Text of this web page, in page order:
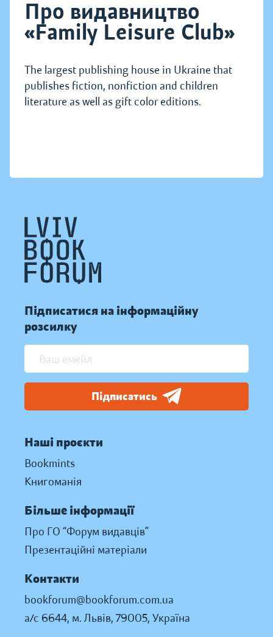
Про видавництво
«Family Leisure Club»
The largest publishing house in Ukraine that
publishes fiction, nonfiction and children
literature as well as gift color editions.
Підписатися на інформаційну
розсилку
Підписатись
Наші проєкти
Bookmints
Книгоманія
Більше інформації
Про ГО “Форум видавців”
Презентаційні матеріали
Контакти
bookforum@bookforum.com.ua
а/с 6644, м. Львів, 79005, Україна